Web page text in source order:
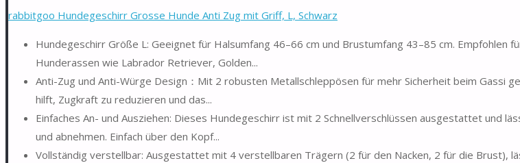
rabbitgoo Hundegeschirr Grosse Hunde Anti Zug mit Griff, L, Schwarz
Hundegeschirr Größe L: Geeignet für Halsumfang 46–66 cm und Brustumfang 43–85 cm. Empfohlen
Hunderassen wie Labrador Retriever, Golden...
Anti-Zug und Anti-Würge Design：Mit 2 robusten Metallschleppösen für mehr Sicherheit beim Gassi
hilft, Zugkraft zu reduzieren und das...
Einfaches An- und Ausziehen: Dieses Hundegeschirr ist mit 2 Schnellverschlüssen ausgestattet und
und abnehmen. Einfach über den Kopf...
Vollständig verstellbar: Ausgestattet mit 4 verstellbaren Trägern (2 für den Nacken, 2 für die Brust),